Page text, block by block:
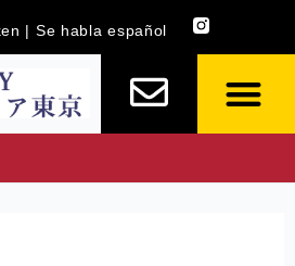
| Se habla español